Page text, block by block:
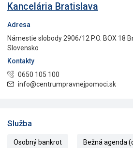
Kancelária Bratislava
Adresa
Námestie slobody 2906/12 P.O. BOX 18
Slovensko
Kontakty
0650 105 100
info@centrumpravnejpomoci.sk
Služba
Osobný bankrot Bežná agenda